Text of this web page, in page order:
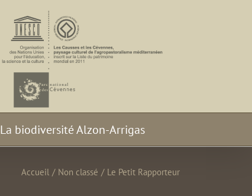
La biodiversité Alzon-Arrigas
Accueil / Non classé / Le Petit Rapporteur